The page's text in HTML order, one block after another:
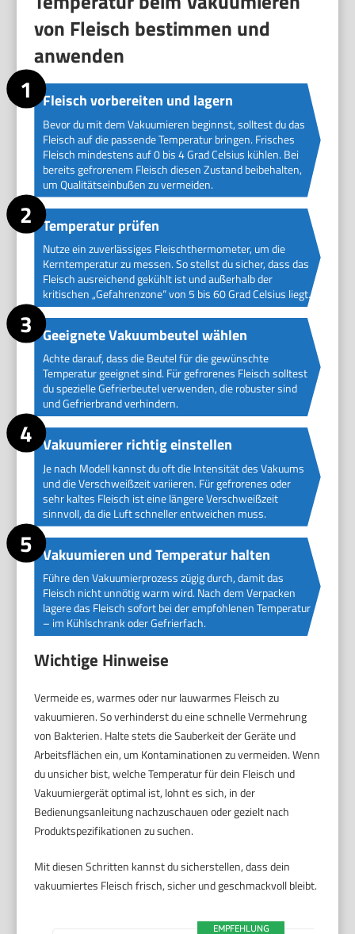
von Fleisch bestimmen und
anwenden
Fleisch vorbereiten und lagern
Bevor du mit dem Vakuumieren beginnst, solltest du das
Fleisch auf die passende Temperatur bringen. Frisches
Fleisch mindestens auf 0 bis 4 Grad Celsius kühlen. Bei
bereits gefrorenem Fleisch diesen Zustand beibehalten,
um Qualitätseinbußen zu vermeiden.
Temperatur prüfen
Nutze ein zuverlässiges Fleischthermometer, um die
Kerntemperatur zu messen. So stellst du sicher, dass das
Fleisch ausreichend gekühlt ist und außerhalb der
kritischen „Gefahrenzone“ von 5 bis 60 Grad Celsius liegt.
Geeignete Vakuumbeutel wählen
Achte darauf, dass die Beutel für die gewünschte
Temperatur geeignet sind. Für gefrorenes Fleisch solltest
du spezielle Gefrierbeutel verwenden, die robuster sind
und Gefrierbrand verhindern.
Vakuumierer richtig einstellen
Je nach Modell kannst du oft die Intensität des Vakuums
und die Verschweißzeit variieren. Für gefrorenes oder
sehr kaltes Fleisch ist eine längere Verschweißzeit
sinnvoll, da die Luft schneller entweichen muss.
Vakuumieren und Temperatur halten
Führe den Vakuumierprozess zügig durch, damit das
Fleisch nicht unnötig warm wird. Nach dem Verpacken
lagere das Fleisch sofort bei der empfohlenen Temperatur
– im Kühlschrank oder Gefrierfach.
Wichtige Hinweise
Vermeide es, warmes oder nur lauwarmes Fleisch zu
vakuumieren. So verhinderst du eine schnelle Vermehrung
von Bakterien. Halte stets die Sauberkeit der Geräte und
Arbeitsflächen ein, um Kontaminationen zu vermeiden. Wenn
du unsicher bist, welche Temperatur für dein Fleisch und
Vakuumiergerät optimal ist, lohnt es sich, in der
Bedienungsanleitung nachzuschauen oder gezielt nach
Produktspezifikationen zu suchen.
Mit diesen Schritten kannst du sicherstellen, dass dein
vakuumiertes Fleisch frisch, sicher und geschmackvoll bleibt.
EMPFEHLUNG